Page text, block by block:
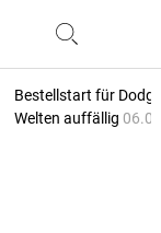
Bestellstart für
Welten auffällig